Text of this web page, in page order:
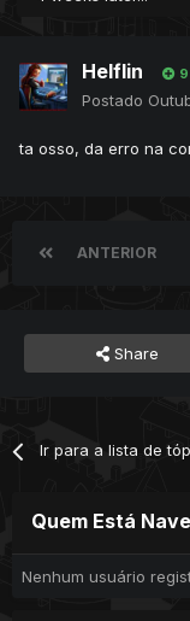
Helflin 9
Postado
ta osso, da erro na
ANTERIOR
Share
Ir para a lista de
Quem Está
Nenhum usuário